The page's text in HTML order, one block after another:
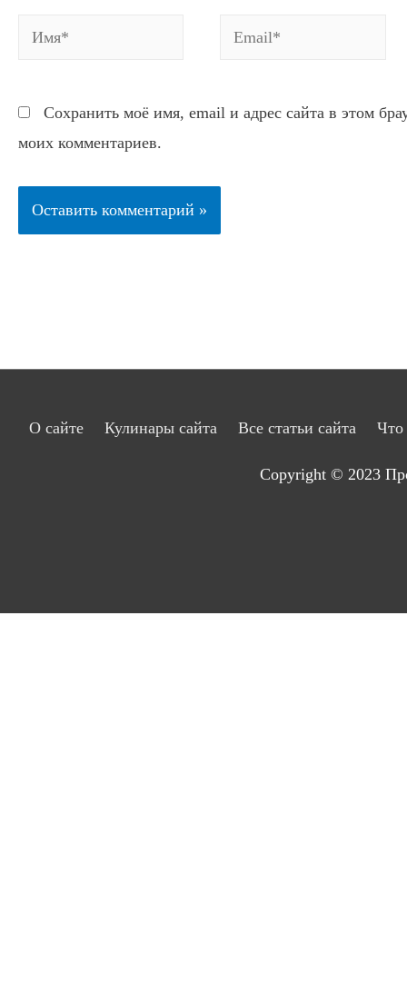
Имя* Email*
Сохранить моё имя, email и адрес сайта в этом
моих комментариев.
О сайте Кулинары сайта Все статьи сайта Что
Copyright © 2023